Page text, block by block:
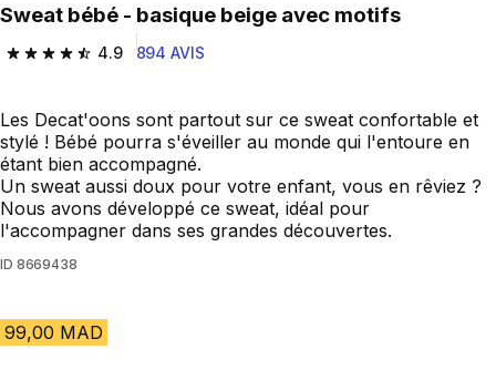
Sweat bébé - basique beige avec motifs
4.9
4.9 out of 5 stars from 894 reviews
894 AVIS
Les Decat'oons sont partout sur ce sweat confortable et
stylé ! Bébé pourra s'éveiller au monde qui l'entoure en
étant bien accompagné.
Un sweat aussi doux pour votre enfant, vous en rêviez ?
Nous avons développé ce sweat, idéal pour
l'accompagner dans ses grandes découvertes.
ID 8669438
99,00 MAD